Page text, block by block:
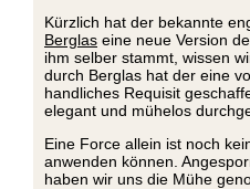
Kürzlich hat der bekannte
Berglas eine neue Version
ihm selber stammt, wissen
durch Berglas hat der eine
handliches Requisit
elegant und mühelos
Eine Force allein ist noch
anwenden können.
haben wir uns die Mühe